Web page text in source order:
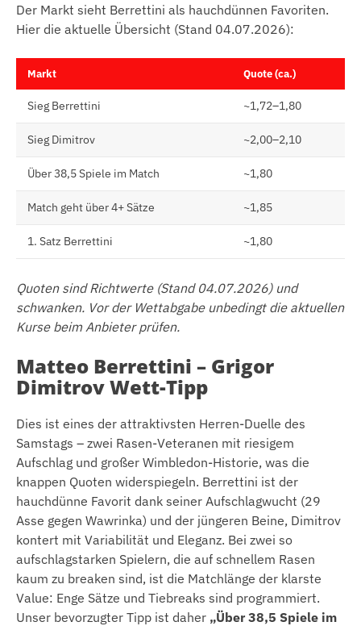
Der Markt sieht Berrettini als hauchdünnen Favoriten.
Hier die aktuelle Übersicht (Stand 04.07.2026):
Markt Quote (ca.)
Sieg Berrettini ~1,72–1,80
Sieg Dimitrov ~2,00–2,10
Über 38,5 Spiele im Match ~1,80
Match geht über 4+ Sätze ~1,85
1. Satz Berrettini ~1,80
Quoten sind Richtwerte (Stand 04.07.2026) und
schwanken. Vor der Wettabgabe unbedingt die aktuellen
Kurse beim Anbieter prüfen.
Matteo Berrettini – Grigor
Dimitrov Wett-Tipp
Dies ist eines der attraktivsten Herren-Duelle des
Samstags – zwei Rasen-Veteranen mit riesigem
Aufschlag und großer Wimbledon-Historie, was die
knappen Quoten widerspiegeln. Berrettini ist der
hauchdünne Favorit dank seiner Aufschlagwucht (29
Asse gegen Wawrinka) und der jüngeren Beine, Dimitrov
kontert mit Variabilität und Eleganz. Bei zwei so
aufschlagstarken Spielern, die auf schnellem Rasen
kaum zu breaken sind, ist die Matchlänge der klarste
Value: Enge Sätze und Tiebreaks sind programmiert.
Unser bevorzugter Tipp ist daher „Über 38,5 Spiele im